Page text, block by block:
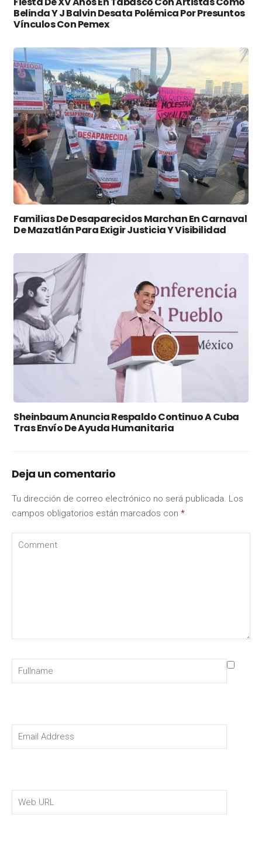
Belinda Y J Balvin Desata Polémica Por Presuntos
Vínculos Con Pemex
Familias De Desaparecidos Marchan En Carnaval
De Mazatlán Para Exigir Justicia Y Visibilidad
Sheinbaum Anuncia Respaldo Continuo A Cuba
Tras Envío De Ayuda Humanitaria
Deja un comentario
Tu dirección de correo electrónico no será publicada. Los
campos obligatorios están marcados con *